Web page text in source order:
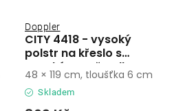
CITY 4418 - vysoký
polstr na křeslo s
vysokým opěradlem
Doppler
Skladem
48 × 119 cm, tloušťka 6 cm